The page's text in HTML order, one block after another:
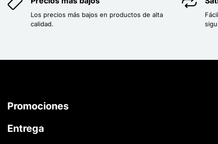
Los precios más bajos en productos de alta
calidad.
Promociones
Entrega